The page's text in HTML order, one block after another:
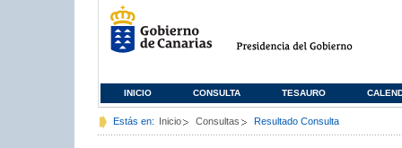
INICIO CONSULTA TESAURO
Estás en: Inicio Consultas Resultado Consulta